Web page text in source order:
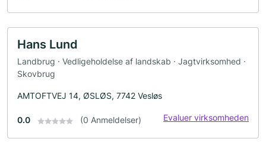
Hans Lund
Landbrug · Vedligeholdelse af landskab · Jagtvirksomhed ·
Skovbrug
AMTOFTVEJ 14, ØSLØS, 7742 Vesløs
0.0 (0 Anmeldelser) Evaluer virksomheden